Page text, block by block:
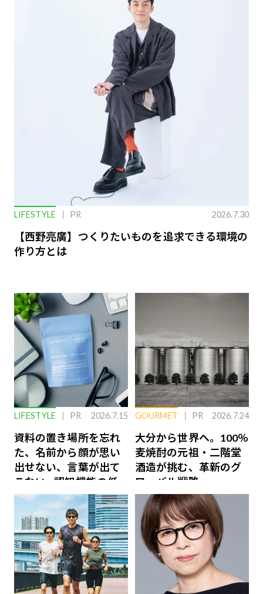
LIFESTYLE PR 2026.7.30
【西野亮廣】つくりたいものを追求できる環境の
作り方とは
LIFESTYLE PR 2026.7.15
資料の置き場所を忘れ
た、名前から顔が思い
出せない、言葉が出て
こない…認知機能の低
下を救う、脳のインナ
ーケアとは
GOURMET PR 2026.7.24
大分から世界へ。100％
麦焼酎の元祖・二階堂
酒造が挑む、革新のグ
ローバル戦略